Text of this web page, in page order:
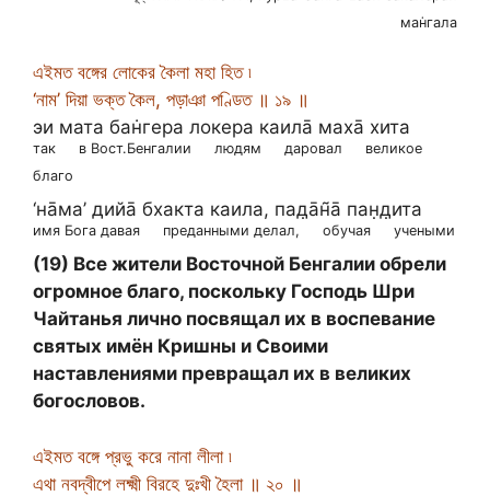
ман̇гала
এইমত বঙ্গের লোকের কৈলা মহা হিত ৷
‘নাম’ দিয়া ভক্ত কৈল, পড়াঞা পণ্ডিত ॥ ১৯ ॥
эи мата бан̇гера локера каила̄ маха̄ хита
так в Вост.Бенгалии людям даровал
великое
благо
‘на̄ма’ дийа̄ бхакта каила, пад̣а̄н̃а̄ пан̣д̣ита
имя Бога давая преданными делал, обучая учеными
(19) Все жители Восточной Бенгалии обрели
огромное благо, поскольку Господь Шри
Чайтанья лично посвящал их в воспевание
святых имён Кришны и Своими
наставлениями превращал их в великих
богословов.
এইমত বঙ্গে প্রভু করে নানা লীলা ৷
এথা নবদ্বীপে লক্ষ্মী বিরহে দুঃখী হৈলা ॥ ২০ ॥